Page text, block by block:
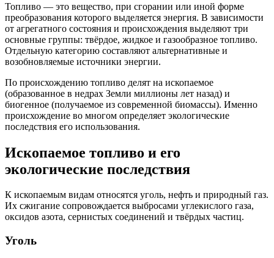
Топливо — это вещество, при сгорании или иной форме
преобразования которого выделяется энергия. В зависимости
от агрегатного состояния и происхождения выделяют три
основные группы: твёрдое, жидкое и газообразное топливо.
Отдельную категорию составляют альтернативные и
возобновляемые источники энергии.
По происхождению топливо делят на ископаемое
(образованное в недрах Земли миллионы лет назад) и
биогенное (получаемое из современной биомассы). Именно
происхождение во многом определяет экологические
последствия его использования.
Ископаемое топливо и его
экологические последствия
К ископаемым видам относятся уголь, нефть и природный газ.
Их сжигание сопровождается выбросами углекислого газа,
оксидов азота, сернистых соединений и твёрдых частиц.
Уголь